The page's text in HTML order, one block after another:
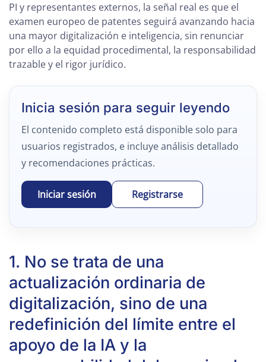
PI y representantes externos, la señal real es que el
examen europeo de patentes seguirá avanzando hacia
una mayor digitalización e inteligencia, sin renunciar
por ello a la equidad procedimental, la responsabilidad
trazable y el rigor jurídico.
Inicia sesión para seguir leyendo
El contenido completo está disponible solo para
usuarios registrados, e incluye análisis detallado
y recomendaciones prácticas.
Iniciar sesión Registrarse
1. No se trata de una
actualización ordinaria de
digitalización, sino de una
redefinición del límite entre el
apoyo de la IA y la